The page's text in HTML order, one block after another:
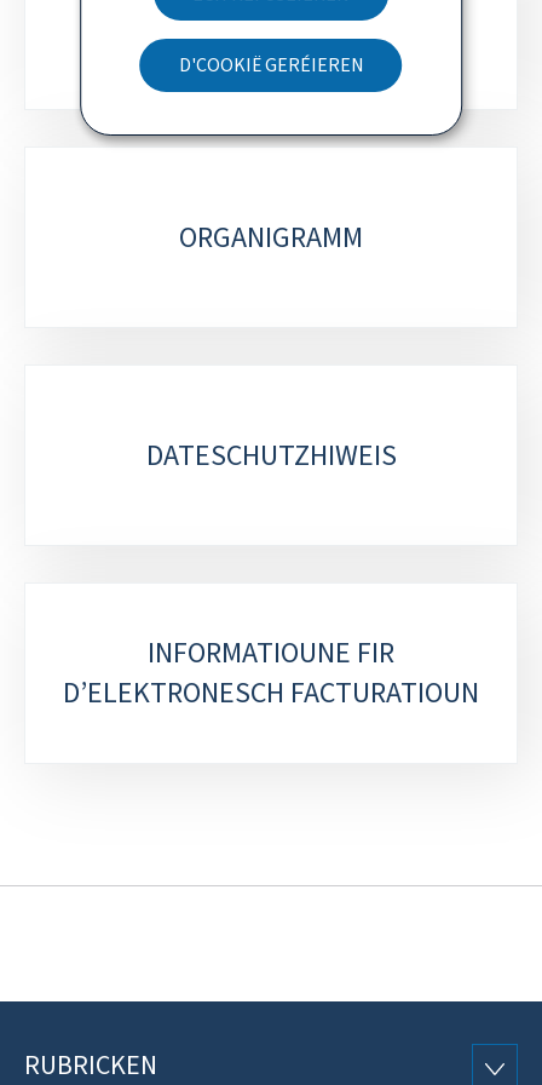
D'COOKIË GERÉIEREN
ATTRIBUTIOUNEN
ORGANIGRAMM
DATESCHUTZHIWEIS
INFORMATIOUNE FIR
D’ELEKTRONESCH FACTURATIOUN
RUBRICKEN